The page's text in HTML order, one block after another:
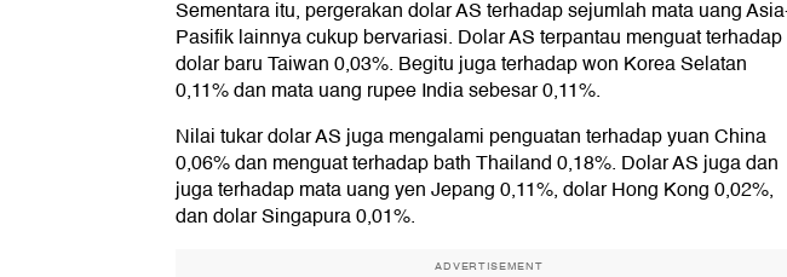
Sementara itu, pergerakan dolar AS terhadap sejumlah mata uang
Pasifik lainnya cukup bervariasi. Dolar AS terpantau menguat terhadap
dolar baru Taiwan 0,03%. Begitu juga terhadap won Korea Selatan
0,11% dan mata uang rupee India sebesar 0,11%.
Nilai tukar dolar AS juga mengalami penguatan terhadap yuan China
0,06% dan menguat terhadap bath Thailand 0,18%. Dolar AS juga dan
juga terhadap mata uang yen Jepang 0,11%, dolar Hong Kong 0,02%,
dan dolar Singapura 0,01%.
ADVERTISEMENT